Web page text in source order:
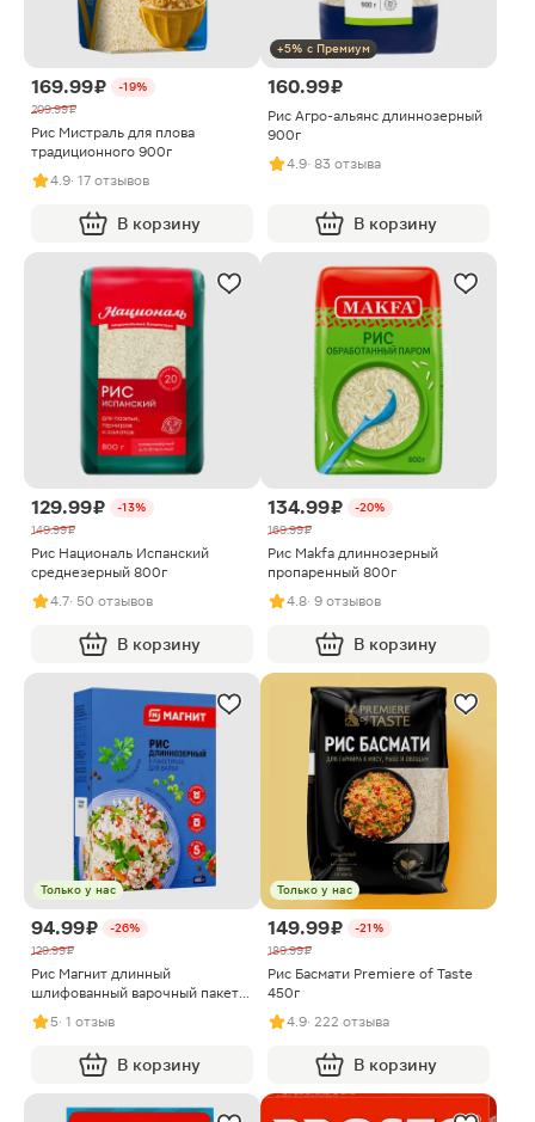
169.99 ₽
-19%
209.99 ₽
Рис Мистраль для плова
традиционного 900г
4.9· 17 отзывов
В корзину
+5% с Премиум
160.99 ₽
Рис Агро-альянс длиннозерный
900г
4.9· 83 отзыва
В корзину
129.99 ₽
-13%
149.99 ₽
Рис Националь Испанский
среднезерный 800г
4.7· 50 отзывов
В корзину
134.99 ₽
-20%
169.99 ₽
Рис Makfa длиннозерный
пропаренный 800г
4.8· 9 отзывов
В корзину
Только у нас
94.99 ₽
-26%
129.99 ₽
Рис Магнит длинный
шлифованный варочный пакет
5шт 400г
5· 1 отзыв
В корзину
Только у нас
149.99 ₽
-21%
189.99 ₽
Рис Басмати Premiere of Taste
450г
4.9· 222 отзыва
В корзину